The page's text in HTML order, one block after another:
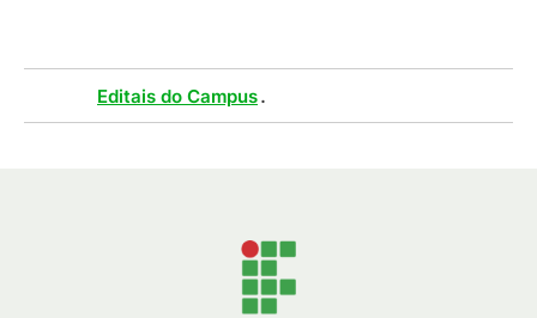
Editais do Campus.